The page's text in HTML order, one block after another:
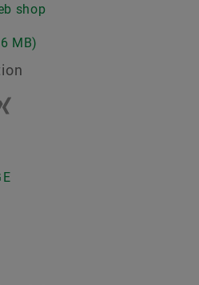
shop
MB)